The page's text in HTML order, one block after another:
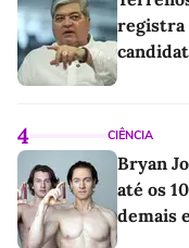
registra
4 CIÊNCIA
Bryan
até os
demais